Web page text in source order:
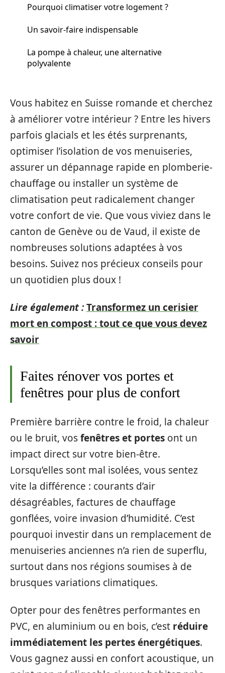
Pourquoi climatiser votre logement ?
Un savoir-faire indispensable
La pompe à chaleur, une alternative
polyvalente
Vous habitez en Suisse romande et cherchez
à améliorer votre intérieur ? Entre les hivers
parfois glacials et les étés surprenants,
optimiser l’isolation de vos menuiseries,
assurer un dépannage rapide en plomberie-
chauffage ou installer un système de
climatisation peut radicalement changer
votre confort de vie. Que vous viviez dans le
canton de Genève ou de Vaud, il existe de
nombreuses solutions adaptées à vos
besoins. Suivez nos précieux conseils pour
un quotidien plus doux !
Lire également :Transformez un cerisier
mort en compost : tout ce que vous devez
savoir
Faites rénover vos portes et
fenêtres pour plus de confort
Première barrière contre le froid, la chaleur
ou le bruit, vosfenêtres et portes ont un
impact direct sur votre bien-être.
Lorsqu’elles sont mal isolées, vous sentez
vite la différence : courants d’air
désagréables, factures de chauffage
gonflées, voire invasion d’humidité. C’est
pourquoi investir dans un remplacement de
menuiseries anciennes n’a rien de superflu,
surtout dans nos régions soumises à de
brusques variations climatiques.
Opter pour des fenêtres performantes en
PVC, en aluminium ou en bois, c’est réduire
immédiatement les pertes énergétiques.
Vous gagnez aussi en confort acoustique, un